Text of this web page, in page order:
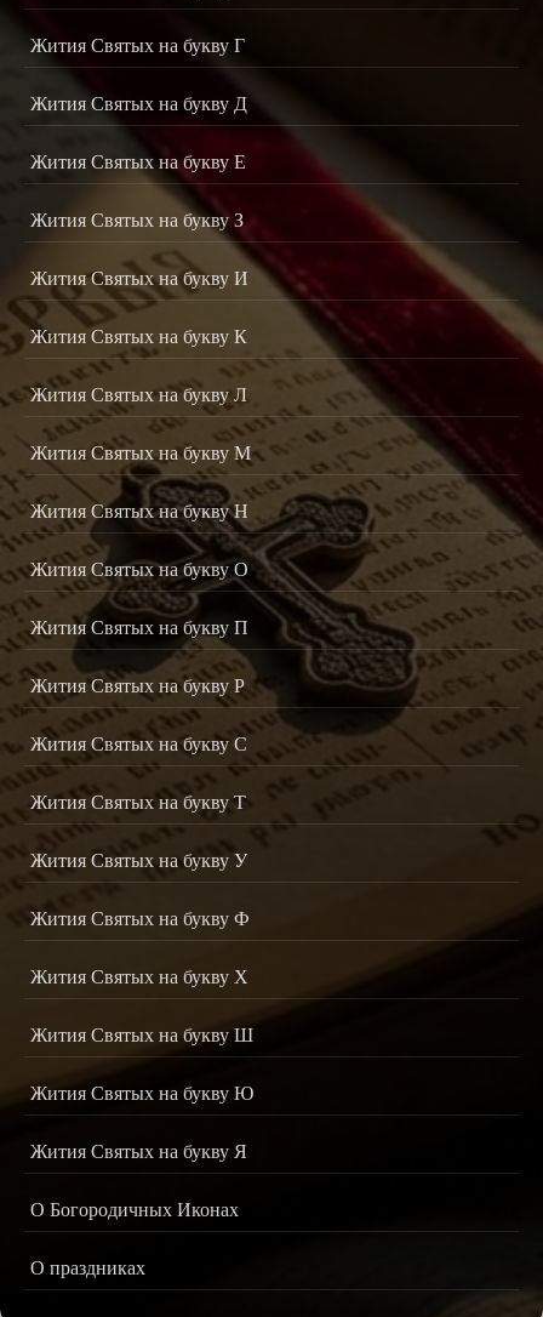
Жития Святых на букву Г
Жития Святых на букву Д
Жития Святых на букву Е
Жития Святых на букву З
Жития Святых на букву И
Жития Святых на букву К
Жития Святых на букву Л
Жития Святых на букву М
Жития Святых на букву Н
Жития Святых на букву О
Жития Святых на букву П
Жития Святых на букву Р
Жития Святых на букву С
Жития Святых на букву Т
Жития Святых на букву У
Жития Святых на букву Ф
Жития Святых на букву Х
Жития Святых на букву Ш
Жития Святых на букву Ю
Жития Святых на букву Я
О Богородичных Иконах
О праздниках